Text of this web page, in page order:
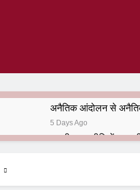
अनैतिक आंदोलन से
5 Days Ago